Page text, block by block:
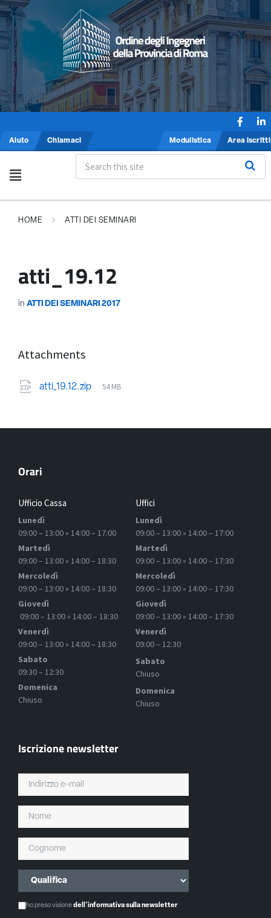
Aiuto Chiamaci Modulistica Area iscritti
HOME ATTI DEI SEMINARI
atti_19.12
in ATTI DEI SEMINARI 2017
Attachments
atti_19.12.zip 54 MB
Orari
Ufficio Cassa
Lunedì
09:00 – 13:00 » 14:00 – 17:00
Martedì
09:00 – 13:00 » 14:00 – 18:30
Mercoledì
09:00 – 13:00 » 14:00 – 18:30
Giovedì
09:00 – 13:00 » 14:00 – 18:30
Venerdì
09:00 – 13:00 » 14:00 – 18:30
Sabato
09:30 – 12:30
Domenica
Chiuso
Uffici
Lunedì
09:00 – 13:00 » 14:00 – 17:00
Martedì
09:00 – 13:00 » 14:00 – 17:30
Mercoledì
09:00 – 13:00 » 14:00 – 17:30
Giovedì
09:00 – 13:00 » 14:00 – 17:30
Venerdì
09:00 – 12:30
Sabato
Chiuso
Domenica
Chiuso
Iscrizione newsletter
ho preso visionedell'informativa sulla newsletter